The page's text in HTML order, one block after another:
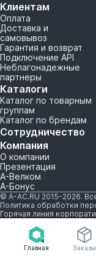
Главная Заказы
Клиентам
Оплата
Доставка и
самовывоз
Гарантия и возврат
Подключение API
Неблагонадежные
партнеры
Каталоги
Каталог по товарным
группам
Каталог по брендам
Сотрудничество
Компания
О компании
Презентация
А-Велком
А-Бонус
© A-AC.RU 2015-2026.
Политика обработки
Горячая линия